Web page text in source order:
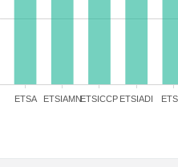
ETSA ETSIAMNETSICCP ETSIADI